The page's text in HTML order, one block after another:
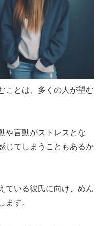
ことは、多くの人が望む
や言動がストレスとな
じてしまうこともあるか
ている彼氏に向け、めん
ます。